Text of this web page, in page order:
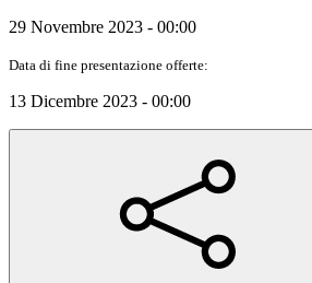
29 Novembre 2023 - 00:00
Data di fine presentazione offerte:
13 Dicembre 2023 - 00:00